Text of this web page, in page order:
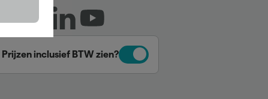
Prijzen inclusief BTW zien?